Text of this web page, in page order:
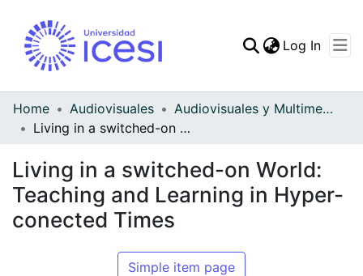
All of DSpace
Log In
Home Audiovisuales
Audiovisuales y Multimedia
Living in a switched-on World: Teaching and Learning in Hyper-conected Times
Living in a switched-on World:
Teaching and Learning in Hyper-
conected Times
Simple item page